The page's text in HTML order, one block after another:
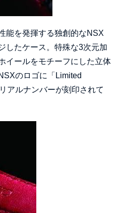
能を発揮する独創的なNSX
したケース。特殊な3次元加
イールをモチーフにした立体
のロゴに「Limited
アルナンバーが刻印されて